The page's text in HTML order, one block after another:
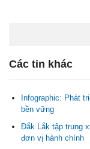
Các tin khác
Infographic: Phát
bền vững
Đắk Lắk tập trung
đơn vị hành chính
Nghị quyết Cho ý